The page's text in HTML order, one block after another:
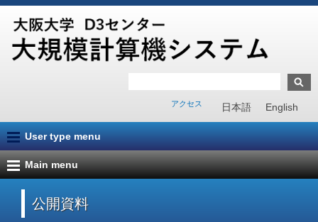
日本語 English
アクセス
User type menu
Main menu
公開資料